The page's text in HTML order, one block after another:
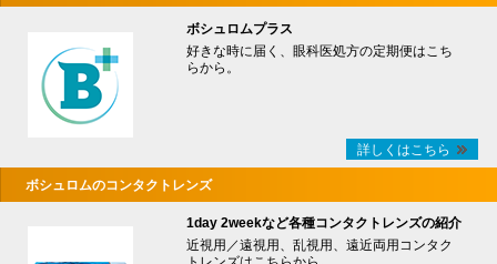
ボシュロムプラス
好きな時に届く、眼科医処方の定期便はこち
らから。
詳しくはこちら
ボシュロムのコンタクトレンズ
1day 2weekなど各種コンタクトレンズの紹介
近視用／遠視用、乱視用、遠近両用コンタク